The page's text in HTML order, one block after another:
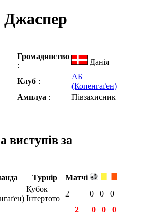
Громадянство
:
Данія
Клуб :
АБ
(Копенгаґен)
Амплуа : Півзахисник
виступів за
Турнір
Матчі
Кубок
Інтертото
2 0 0
0
2 0 0 0